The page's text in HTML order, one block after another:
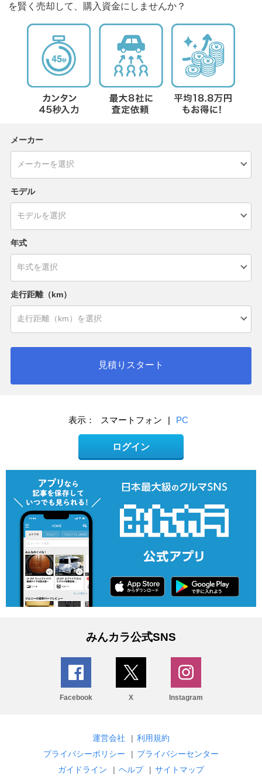
を賢く売却して、購入資金にしませんか？
メーカー
モデル
年式
走行距離（km）
見積りスタート
表示： スマートフォン | PC
ログイン
みんカラ公式SNS
Facebook X Instagram
運営会社 | 利用規約
プライバシーポリシー
| プライバシーセンター
ガイドライン
| ヘルプ | サイトマップ